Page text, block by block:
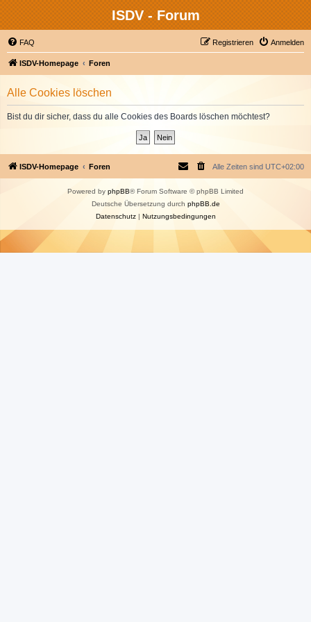
ISDV - Forum
FAQ Anmelden
Registrieren
ISDV-Homepage Foren
Alle Cookies löschen
Bist du dir sicher, dass du alle Cookies des Boards löschen möchtest?
ISDV-Homepage Foren Alle Zeiten sind UTC+02:00
Powered by phpBB® Forum Software © phpBB Limited
Deutsche Übersetzung durch phpBB.de
Datenschutz| Nutzungsbedingungen